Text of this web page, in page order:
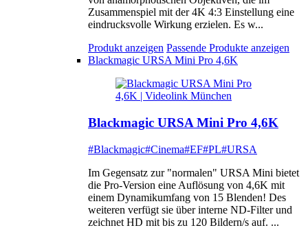
Zusammenspiel mit der 4K 4:3 Einstellung eine
eindrucksvolle Wirkung erzielen. Es w...
Produkt anzeigen Passende Produkte anzeigen
Blackmagic URSA Mini Pro 4,6K
Blackmagic URSA Mini Pro 4,6K
#Blackmagic#Cinema#EF#PL#URSA
Im Gegensatz zur "normalen" URSA Mini bietet
die Pro-Version eine Auflösung von 4,6K mit
einem Dynamikumfang von 15 Blenden! Des
weiteren verfügt sie über interne ND-Filter und
zeichnet HD mit bis zu 120 Bildern/s auf. ...